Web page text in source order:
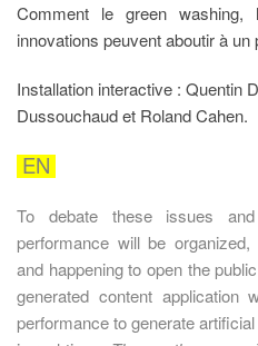
Comment le green
innovations peuvent aboutir à
Installation interactive : Quentin
Dussouchaud et Roland Cahen.
EN
To debate these issues
performance will be
and happening to open the
generated content application
performance to generate